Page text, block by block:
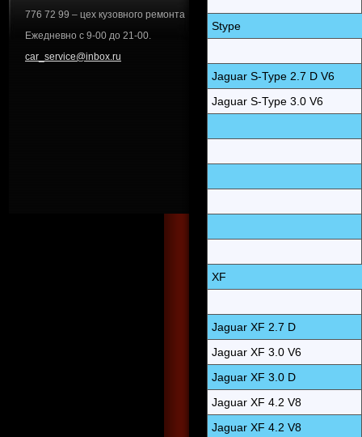
Stype
Jaguar S-Type 2.7 D V6
Jaguar S-Type 3.0 V6
XF
Jaguar XF 2.7 D
Jaguar XF 3.0 V6
Jaguar XF 3.0 D
Jaguar XF 4.2 V8
Jaguar XF 4.2 V8
776 72 99 – цех кузовного ремонта
Ежедневно с 9-00 до 21-00.
car_service@inbox.ru